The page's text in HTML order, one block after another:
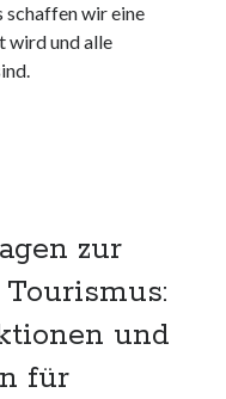
wir eine
wird und alle
zur
und
für